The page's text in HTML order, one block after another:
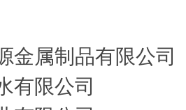
金属制品有限公司
有限公司